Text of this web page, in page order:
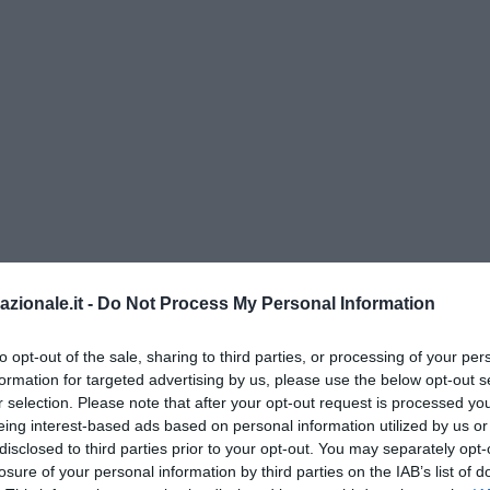
- Do Not Process My Personal Information
opt-out of the sale, sharing to third parties, or processing of your
for targeted advertising by us, please use the below opt-out
selection. Please note that after your opt-out request is processed
interest-based ads based on personal information utilized by us
to third parties prior to your opt-out. You may separately
of your personal information by third parties on the IAB’s list of
riforma – nei primi anni registriamo solo qualche cambiamento
serie integralmente professionistica.La formula “divisa” torna
continui ritocchi, resta in vigore per vent’anni. E’ nel 1978 che
e Serie C2. Riformate successivamente (1993) con l’introduzione
sperimentazione dei tre punti a vittoria, in seguito rinominate
Divisione. Infinte unificate nel 2014con l’appellativo di “Serie